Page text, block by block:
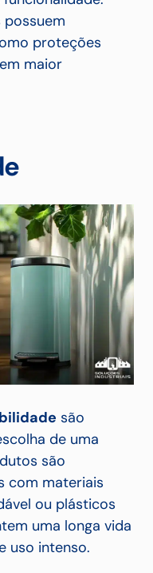
proteções
maior
são
de uma
são
com materiais
ou plásticos
uma longa vida
uso intenso.